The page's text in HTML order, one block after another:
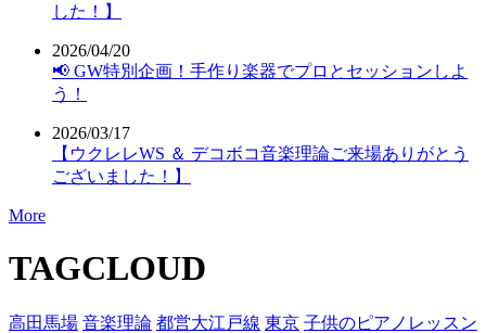
した！】
2026/04/20
📢 GW特別企画！手作り楽器でプロとセッションしよ
う！
2026/03/17
【ウクレレWS ＆ デコボコ音楽理論ご来場ありがとう
ございました！】
More
TAGCLOUD
高田馬場 音楽理論 都営大江戸線 東京 子供のピアノレッスン